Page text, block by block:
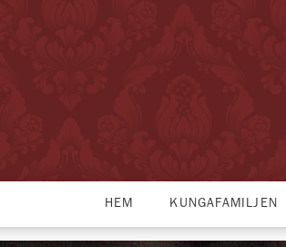
HEM KUNGAFAMILJEN